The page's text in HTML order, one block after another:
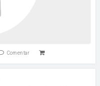
Comentar